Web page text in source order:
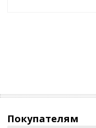
Покупателям